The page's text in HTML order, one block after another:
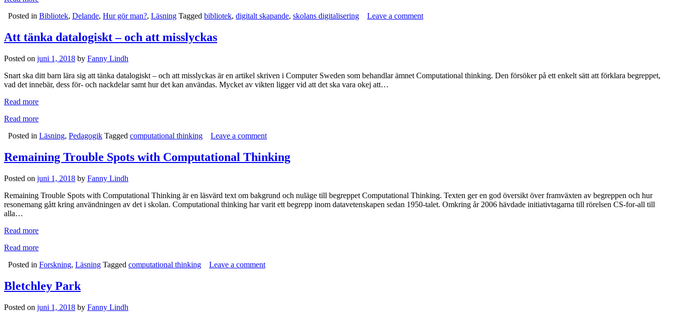
Posted in Bibliotek, Delande, Hur gör man?, Läsning Tagged bibliotek, digitalt skapande, skolans digitalisering Leave a comment
Att tänka datalogiskt – och att misslyckas
Posted on juni 1, 2018 by Fanny Lindh
Snart ska ditt barn lära sig att tänka datalogiskt – och att misslyckas är en artikel skriven i Computer Sweden som behandlar ämnet Computational thinking. Den försöker på ett enkelt sätt att förklara begreppet,
vad det innebär, dess för- och nackdelar samt hur det kan användas. Mycket av vikten ligger vid att det ska vara okej att…
Read more
Read more
Posted in Läsning, Pedagogik Tagged computational thinking Leave a comment
Remaining Trouble Spots with Computational Thinking
Posted on juni 1, 2018 by Fanny Lindh
Remaining Trouble Spots with Computational Thinking är en läsvärd text om bakgrund och nuläge till begreppet Computational Thinking. Texten ger en god översikt över framväxten av begreppen och hur
resonemang gått kring användningen av det i skolan. Computational thinking har varit ett begrepp inom datavetenskapen sedan 1950-talet. Omkring år 2006 hävdade initiativtagarna till rörelsen CS-for-all till
alla…
Read more
Read more
Posted in Forskning, Läsning Tagged computational thinking Leave a comment
Bletchley Park
Posted on juni 1, 2018 by Fanny Lindh